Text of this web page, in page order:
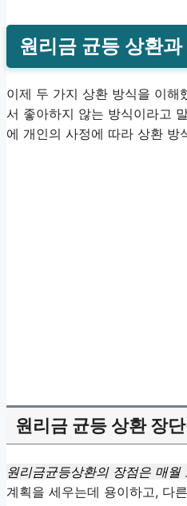
원리금 균등 상환
이제 두 가지 상환 방식을 이해
서 좋아하지 않는 방식이라고
에 개인의 사정에 따라 상환 방
원리금 균등 상환 장
원리금균등상환의 장점은 매
계획을 세우는데 용이하고, 다